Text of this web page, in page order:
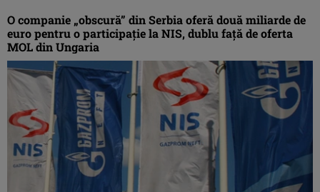
O companie „obscură” din Serbia oferă două miliarde de
euro pentru o participaţie la NIS, dublu faţă de oferta
MOL din Ungaria